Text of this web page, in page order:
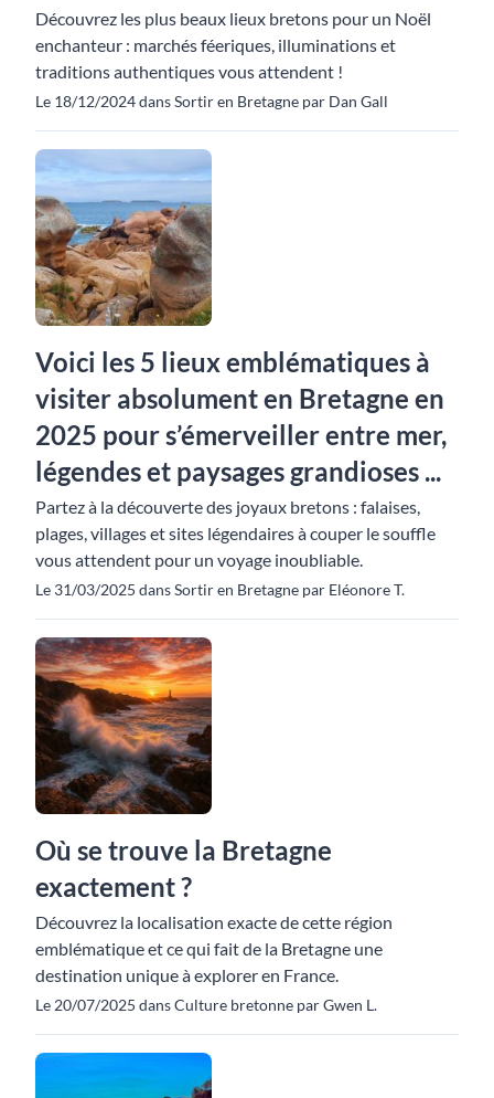
Découvrez les plus beaux lieux bretons pour un Noël
enchanteur : marchés féeriques, illuminations et
traditions authentiques vous attendent !
Le 18/12/2024 dans Sortir en Bretagne par Dan Gall
Voici les 5 lieux emblématiques à
visiter absolument en Bretagne en
2025 pour s’émerveiller entre mer,
légendes et paysages grandioses ...
Partez à la découverte des joyaux bretons : falaises,
plages, villages et sites légendaires à couper le souffle
vous attendent pour un voyage inoubliable.
Le 31/03/2025 dans Sortir en Bretagne par Eléonore T.
Où se trouve la Bretagne
exactement ?
Découvrez la localisation exacte de cette région
emblématique et ce qui fait de la Bretagne une
destination unique à explorer en France.
Le 20/07/2025 dans Culture bretonne par Gwen L.